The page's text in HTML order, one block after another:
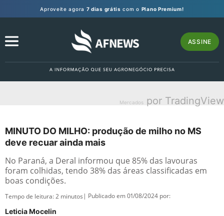
Aproveite agora 7 dias grátis com o Plano Premium!
ASSINE
Mercados por TradingView
MINUTO DO MILHO: produção de milho no MS
deve recuar ainda mais
No Paraná, a Deral informou que 85% das lavouras
foram colhidas, tendo 38% das áreas classificadas em
boas condições.
Tempo de leitura:2 minutos | Publicado em 01/08/2024 por:
Leticia Mocelin